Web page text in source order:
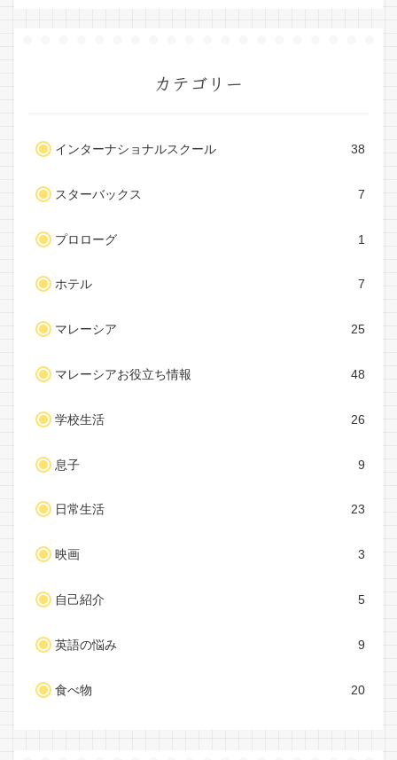
カテゴリー
インターナショナルスクール 38
スターバックス 7
プロローグ 1
ホテル 7
マレーシア 25
マレーシアお役立ち情報 48
学校生活 26
息子 9
日常生活 23
映画 3
自己紹介 5
英語の悩み 9
食べ物 20